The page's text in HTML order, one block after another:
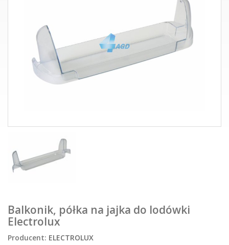
Balkonik, półka na jajka do lodówki
Electrolux
Producent: ELECTROLUX